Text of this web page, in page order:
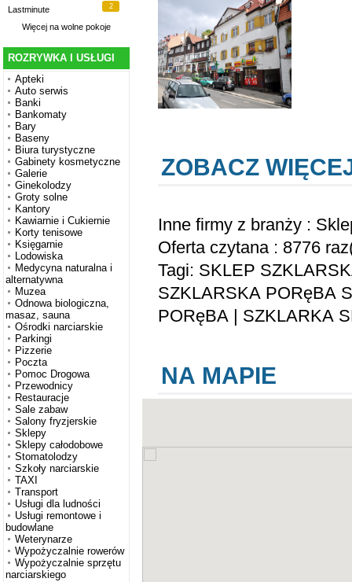
Lastminute 2
Więcej na wolne pokoje
ROZRYWKA I USŁUGI
Apteki
Auto serwis
Banki
Bankomaty
Bary
Baseny
Biura turystyczne
Gabinety kosmetyczne
Galerie
Ginekolodzy
Groty solne
Kantory
Kawiarnie i Cukiernie
Korty tenisowe
Księgarnie
Lodowiska
Medycyna naturalna i
alternatywna
Muzea
Odnowa biologiczna,
masaz, sauna
Ośrodki narciarskie
Parkingi
Pizzerie
Poczta
Pomoc Drogowa
Przewodnicy
Restauracje
Sale zabaw
Salony fryzjerskie
Sklepy
Sklepy całodobowe
Stomatolodzy
Szkoły narciarskie
TAXI
Transport
Usługi dla ludności
Usługi remontowe i
budowlane
Weterynarze
Wypożyczalnie rowerów
Wypożyczalnie sprzętu
narciarskiego
ZOBACZ
Inne firmy z branży :
Oferta czytana : 8776
Tagi: SKLEP
SZKLARSKA PORęBA
PORęBA | SZKLARKA
NA MAPIE